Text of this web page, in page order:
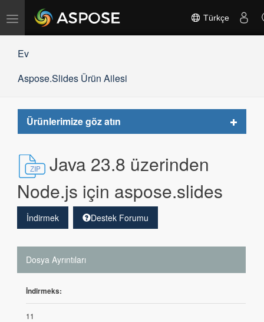
Gezinmeyi
Türkçe
Ev
Aspose.Slides Ürün Ailesi
Ürünlerimize göz atın
Toggle
Java 23.8 üzerinden
Node.js için aspose.slides
İndirmek Destek Forumu
Dosya Ayrıntıları
İndirmeks:
11